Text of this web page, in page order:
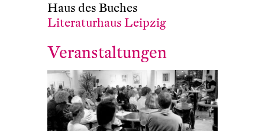
Haus des Buches
Literaturhaus Leipzig
Veranstaltungen